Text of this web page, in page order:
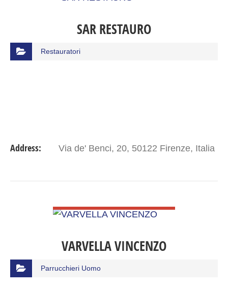
SAR RESTAURO
Restauratori
Address: Via de' Benci, 20, 50122 Firenze, Italia
VARVELLA VINCENZO
Parrucchieri Uomo